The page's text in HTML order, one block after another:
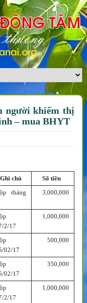
người khiếm thị
– mua BHYT
Ghi chú
Số tiền
tháng
3,000,000
2/17
1,000,000
02/17
500,000
02/17
350,000
2/17
1,000,000